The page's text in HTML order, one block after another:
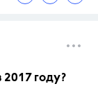
2017 году?